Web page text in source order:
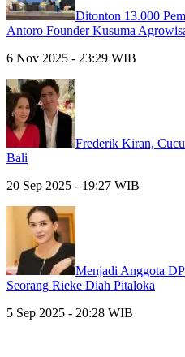
Ditonton 13.000
Antoro Founder Kusuma
6 Nov 2025 - 23:29 WIB
Frederik Kiran,
Bali
20 Sep 2025 - 19:27 WIB
Menjadi Anggota
Seorang Rieke Diah Pitaloka
5 Sep 2025 - 20:28 WIB